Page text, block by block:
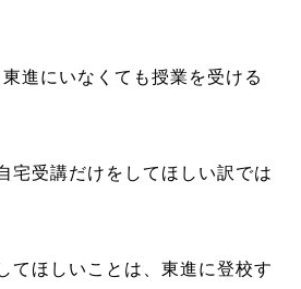
進にいなくても授業を受ける
宅受講だけをしてほしい訳では
てほしいことは、東進に登校す